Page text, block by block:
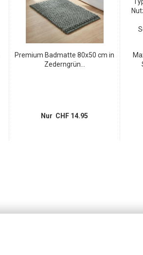
Premium Badmatte 80x50 cm in
Zederngrün...
Nur CHF 14.95